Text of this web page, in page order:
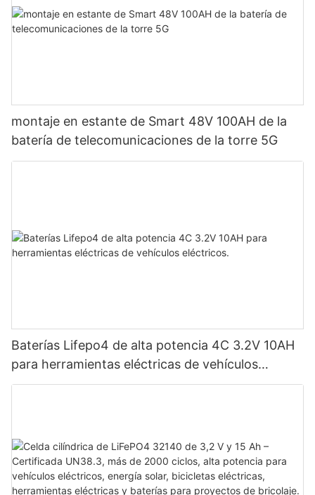
montaje en estante de Smart 48V 100AH ​​de la
batería de telecomunicaciones de la torre 5G
Baterías Lifepo4 de alta potencia 4C 3.2V 10AH
para herramientas eléctricas de vehículos
eléctricos.